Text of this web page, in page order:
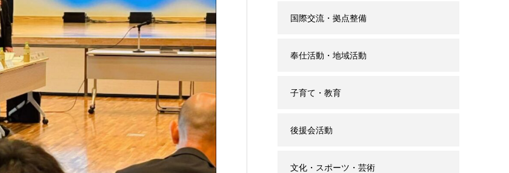
国際交流・拠点整備
奉仕活動・地域活動
子育て・教育
後援会活動
文化・スポーツ・芸術